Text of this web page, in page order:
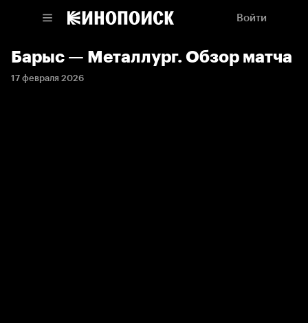
Войти
Барыс — Металлург. Обзор матча
17 февраля 2026